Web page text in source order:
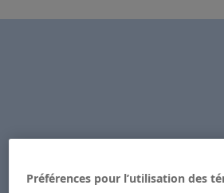
Préférences pour l’utilisation des